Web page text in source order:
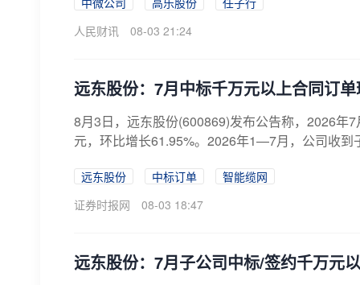
人民财讯
08-03 21:24
远东股份：7月中标千万元以上合同订
8月3日，远东股份(600869)发布公告称，2026年
元，环比增长61.95%。2026年1—7月，公司收到
远东股份 中标订单
智能缆网
证券时报网
08-03 18:47
远东股份：7月子公司中标/签约千万元